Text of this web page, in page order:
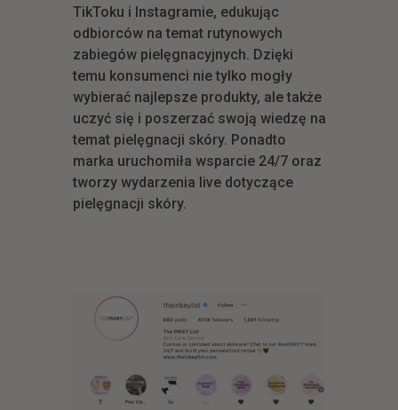
TikToku i Instagramie, edukując
odbiorców na temat rutynowych
zabiegów pielęgnacyjnych. Dzięki
temu konsumenci nie tylko mogły
wybierać najlepsze produkty, ale także
uczyć się i poszerzać swoją wiedzę na
temat pielęgnacji skóry. Ponadto
marka uruchomiła wsparcie 24/7 oraz
tworzy wydarzenia live dotyczące
pielęgnacji skóry.